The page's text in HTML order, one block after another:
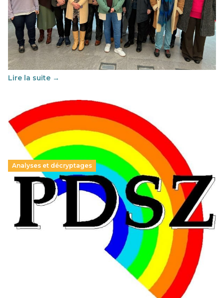
Éducation au vivre-ensemble : un échange croisé
franco-espagnol pour changer d’approche
29 juin 2026-National
Cette année, l'UNSA Éducation a mené un projet Erasmus
soutenu par l'union Européenne et centré sur l'éducation
au vivre-ensemble : quelles différences entre la France…
Lire la suite →
Analyses et décryptages
Hongrie : du changement pour les politiques
éducatives, aussi !
25 juin 2026
En Hongrie, le conservateur Peter Magyar et son parti
Tisza "Respect et liberté" ont remporté une large victoire,
contre le premier ministre sortant, Viktor Orban,…